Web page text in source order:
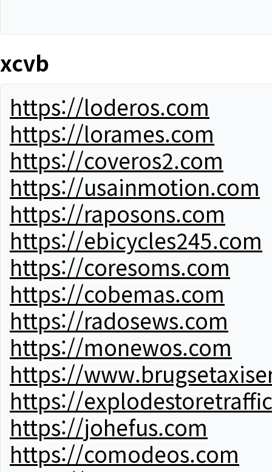
xcvb
https://loderos.com
https://lorames.com
https://coveros2.com
https://usainmotion.com
https://raposons.com
https://ebicycles245.com
https://coresoms.com
https://cobemas.com
https://radosews.com
https://monewos.com
https://
https://
https://johefus.com
https://comodeos.com